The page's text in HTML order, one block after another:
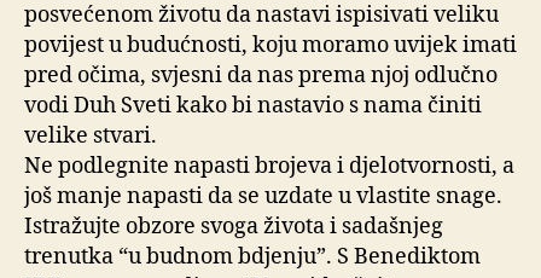
posvećenom životu da nastavi ispisivati veliku
povijest u budućnosti, koju moramo uvijek imati
pred očima, svjesni da nas prema njoj odlučno
vodi Duh Sveti kako bi nastavio s nama činiti
velike stvari.
Ne podlegnite napasti brojeva i djelotvornosti, a
još manje napasti da se uzdate u vlastite snage.
Istražujte obzore svoga života i sadašnjeg
trenutka “u budnom bdjenju”. S Benediktom